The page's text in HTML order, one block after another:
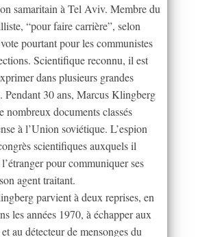
samaritain à Tel Aviv. Membre du
“pour faire carrière”, selon
pourtant pour les communistes
Scientifique reconnu, il est
dans plusieurs grandes
Pendant 30 ans, Marcus Klingberg
nombreux documents classés
à l’Union soviétique. L’espion
scientifiques auxquels il
pour communiquer ses
agent traitant.
parvient à deux reprises, en
les années 1970, à échapper aux
au détecteur de mensonges du